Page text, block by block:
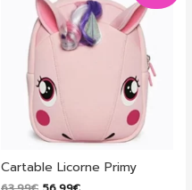
Cartable Licorne Primy